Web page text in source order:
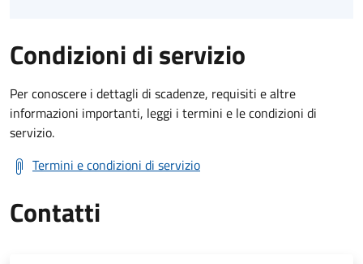
Condizioni di servizio
Per conoscere i dettagli di scadenze, requisiti e altre
informazioni importanti, leggi i termini e le condizioni di
servizio.
Termini e condizioni di servizio
Contatti